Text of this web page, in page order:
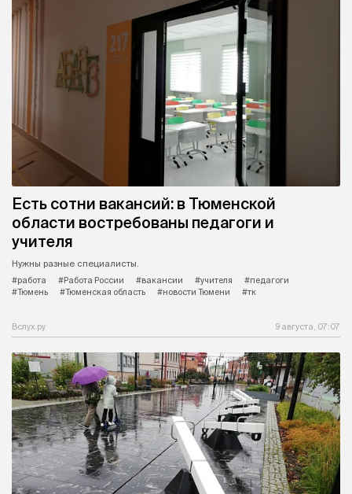
Есть сотни вакансий: в Тюменской
области востребованы педагоги и
учителя
Нужны разные специалисты.
#работа
#Работа России #вакансии #учителя
#педагоги
#Тюмень
#Тюменская область #новости Тюмени #тк
Вслух.ру 9 августа, 07:07